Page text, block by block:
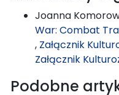
Joanna
War: Combat
, Załącznik
Załącznik
Podobne